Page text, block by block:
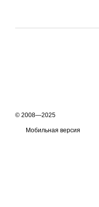
© 2008—2025
Мобильная версия